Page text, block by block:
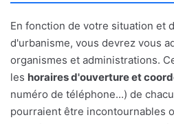
En fonction de votre situation et
d'urbanisme, vous devrez vous
organismes et administrations.
les horaires d'ouverture et
numéro de téléphone...) de
pourraient être incontournables